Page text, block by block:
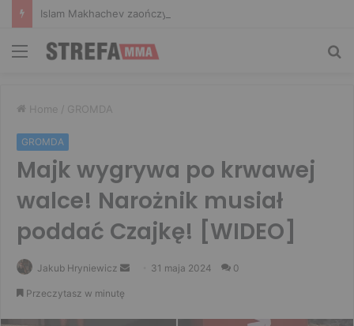
Menu
Home / GROMDA
GROMDA
Majk wygrywa po krwawej
walce! Narożnik musiał
poddać Czajkę! [WIDEO]
Jakub Hryniewicz
Send 31 maja 2024 0
Przeczytasz w minutę